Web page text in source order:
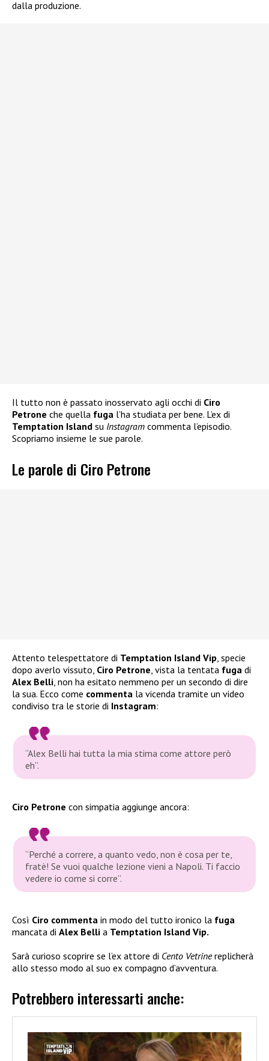
dalla produzione.
Il tutto non è passato inosservato agli occhi di Ciro
Petrone che quella fuga l’ha studiata per bene. L’ex di
Temptation Island su Instagram commenta l’episodio.
Scopriamo insieme le sue parole.
Le parole di Ciro Petrone
Attento telespettatore di Temptation Island Vip , specie
dopo averlo vissuto, Ciro Petrone , vista la tentata fuga di
Alex Belli , non ha esitato nemmeno per un secondo di dire
la sua. Ecco come commenta la vicenda tramite un video
condiviso tra le storie di Instagram:
“Alex Belli hai tutta la mia stima come attore però
eh”.
Ciro Petrone con simpatia aggiunge ancora:
“Perché a correre, a quanto vedo, non è cosa per te,
fratè! Se vuoi qualche lezione vieni a Napoli. Ti faccio
vedere io come si corre”.
Così Ciro commenta in modo del tutto ironico la fuga
mancata di Alex Belli a Temptation Island Vip.
Sarà curioso scoprire se l’ex attore di Cento Vetrinereplicherà
allo stesso modo al suo ex compagno d’avventura.
Potrebbero interessarti anche: